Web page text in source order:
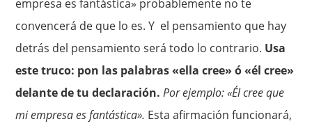
empresa es fantástica» probablemente no te
convencerá de que lo es. Y el pensamiento que hay
detrás del pensamiento será todo lo contrario. Usa
este truco: pon las palabras «ella cree» ó «él cree»
delante de tu declaración. Por ejemplo: «Él cree que
mi empresa es fantástica». Esta afirmación funcionará,